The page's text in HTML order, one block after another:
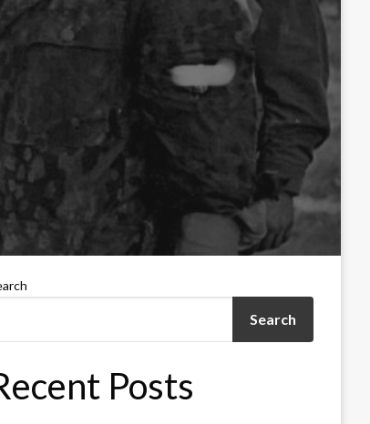
Search
Posts